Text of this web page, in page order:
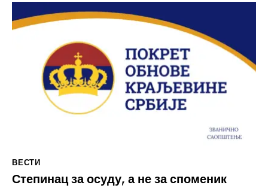
ВЕСТИ
Степинац за осуду, а не за споменик